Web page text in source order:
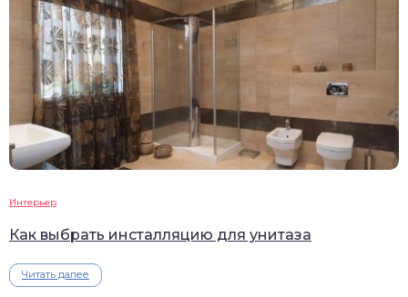
Интерьер
Как выбрать инсталляцию для унитаза
Читать далее